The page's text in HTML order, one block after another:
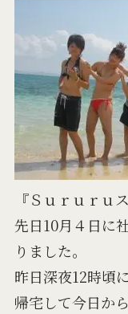
『Ｓｕｒｕｒｕ
先日10月４日に
りました。
昨日深夜12時頃
帰宅して今日か